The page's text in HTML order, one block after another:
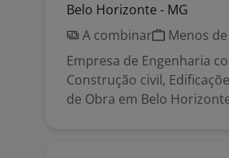
Belo Horizonte - MG
A combinar
Menos
Empresa de Engenharia
Construção civil,
de Obra em Belo